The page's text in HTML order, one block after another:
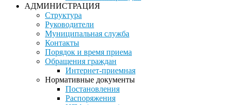
АДМИНИСТРАЦИЯ
Структура
Руководители
Муниципальная служба
Контакты
Порядок и время приема
Обращения граждан
Интернет-приемная
Нормативные документы
Постановления
Распоряжения